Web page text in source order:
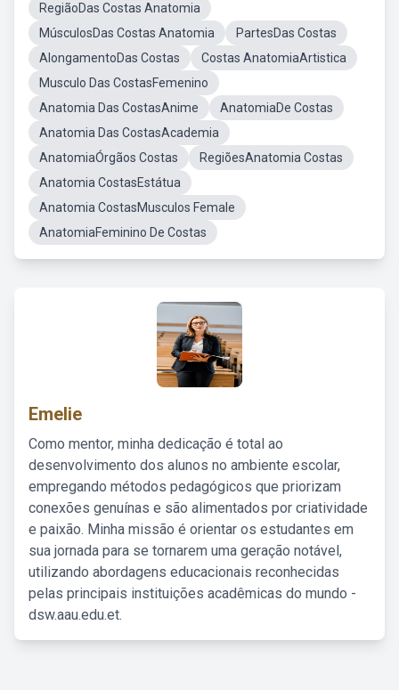
RegiãoDas Costas Anatomia
MúsculosDas Costas Anatomia
PartesDas Costas
AlongamentoDas Costas
Costas AnatomiaArtistica
Musculo Das CostasFemenino
Anatomia Das CostasAnime
AnatomiaDe Costas
Anatomia Das CostasAcademia
AnatomiaÓrgãos Costas
RegiõesAnatomia Costas
Anatomia CostasEstátua
Anatomia CostasMusculos Female
AnatomiaFeminino De Costas
Emelie
Como mentor, minha dedicação é total ao
desenvolvimento dos alunos no ambiente escolar,
empregando métodos pedagógicos que priorizam
conexões genuínas e são alimentados por criatividade
e paixão. Minha missão é orientar os estudantes em
sua jornada para se tornarem uma geração notável,
utilizando abordagens educacionais reconhecidas
pelas principais instituições acadêmicas do mundo -
dsw.aau.edu.et.